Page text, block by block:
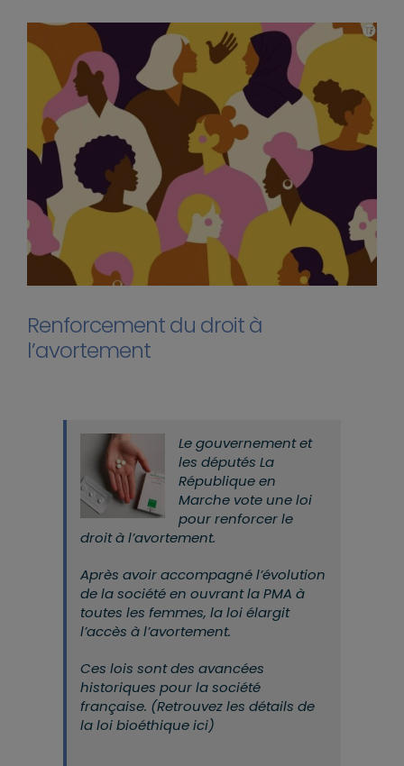
Renforcement du droit à
l’avortement
Le gouvernement et
les députés La
République en
Marche vote une loi
pour renforcer le
droit à l’avortement.
Après avoir accompagné l’évolution
de la société en ouvrant la PMA à
toutes les femmes, la loi élargit
l’accès à l’avortement.
Ces lois sont des avancées
historiques pour la société
française. (Retrouvez les détails de
la loi bioéthique ici)